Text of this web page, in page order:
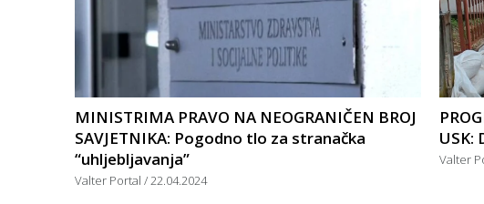
MINISTRIMA PRAVO NA NEOGRANIČEN BROJ
SAVJETNIKA: Pogodno tlo za stranačka
“uhljebljavanja”
Valter Portal 22.04.2024
USK:
Valter